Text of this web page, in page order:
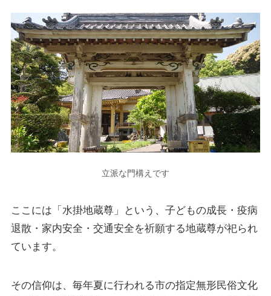
立派な門構えです
ここには「水掛地蔵尊」という、子どもの成長・疫病
退散・家内安全・交通安全を祈願する地蔵尊が祀られ
ています。
その信仰は、毎年夏に行われる市の指定無形民俗文化